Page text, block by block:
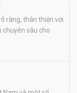
ràng, thân thiện với
chuyên sâu cho